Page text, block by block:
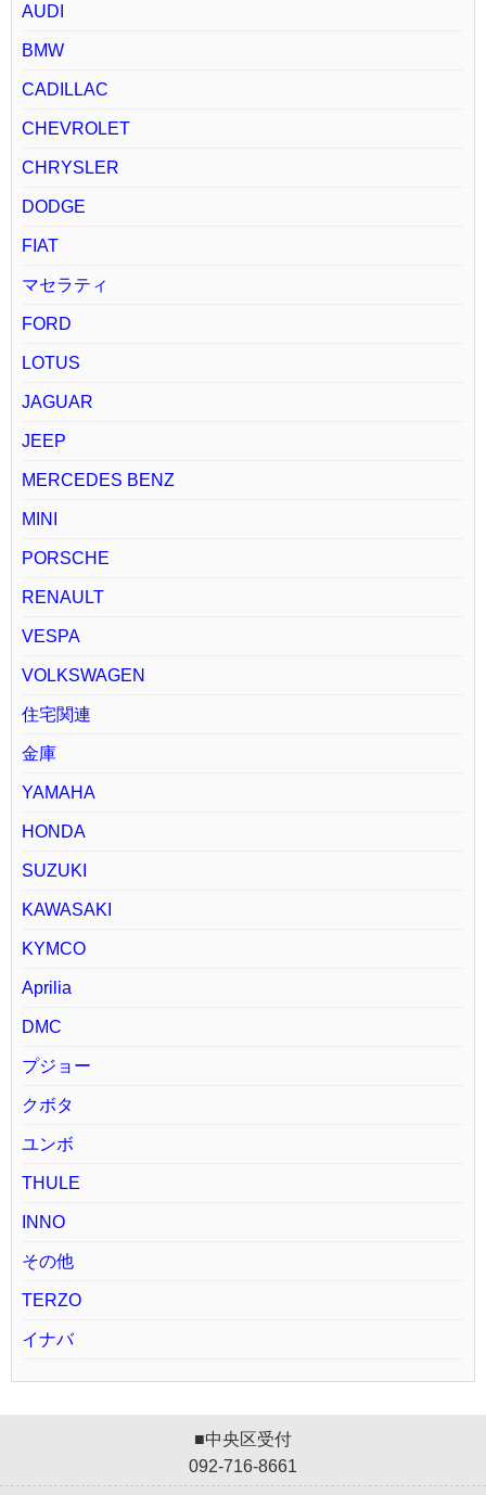
AUDI
BMW
CADILLAC
CHEVROLET
CHRYSLER
DODGE
FIAT
マセラティ
FORD
LOTUS
JAGUAR
JEEP
MERCEDES BENZ
MINI
PORSCHE
RENAULT
VESPA
VOLKSWAGEN
住宅関連
金庫
YAMAHA
HONDA
SUZUKI
KAWASAKI
KYMCO
Aprilia
DMC
プジョー
クボタ
ユンボ
THULE
INNO
その他
TERZO
イナバ
■中央区受付
092-716-8661